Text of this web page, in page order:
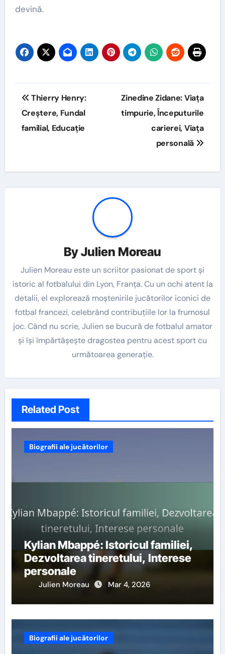
devină.
Post
navigation
Thierry Henry:
Creștere, Fundal
familial, Educație
Zinedine Zidane: Viața
timpurie, Începuturile
carierei, Viața
personală
ByJulien Moreau
Julien Moreau este un scriitor pasionat de sport și
istoric al fotbalului din Lyon, Franța. Cu un ochi atent la
detalii, el explorează moștenirile jucătorilor iconici de
fotbal francezi, celebrând contribuțiile lor la frumosul
joc. Când nu scrie, Julien se bucură de fotbalul amator
și își împărtășește dragostea pentru acest sport cu
următoarea generație.
Related Post
Biografii ale jucătorilor
Kylian Mbappé: Istoricul familiei,
Dezvoltarea tineretului, Interese
personale
Julien Moreau Mar 4, 2026
Biografii ale jucătorilor